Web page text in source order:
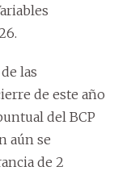
las
de este año
del BCP
aún se
de 2